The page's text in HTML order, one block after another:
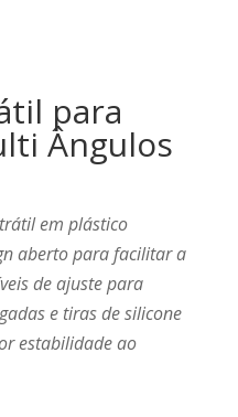
para
Ângulos
em plástico
aberto para facilitar a
de ajuste para
e tiras de silicone
estabilidade ao